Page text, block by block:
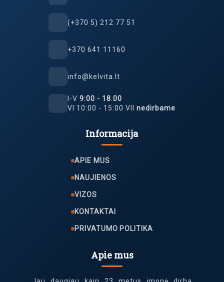
(+370 5) 212 77 51
+370 641 11160
info@kelvita.lt
I-V9:00 - 18.00
VI 10:00 - 15:00 VII nedirbame
Informacija
APIE MUS
NAUJIENOS
VIZOS
KONTAKTAI
PRIVATUMO POLITIKA
Apie mus